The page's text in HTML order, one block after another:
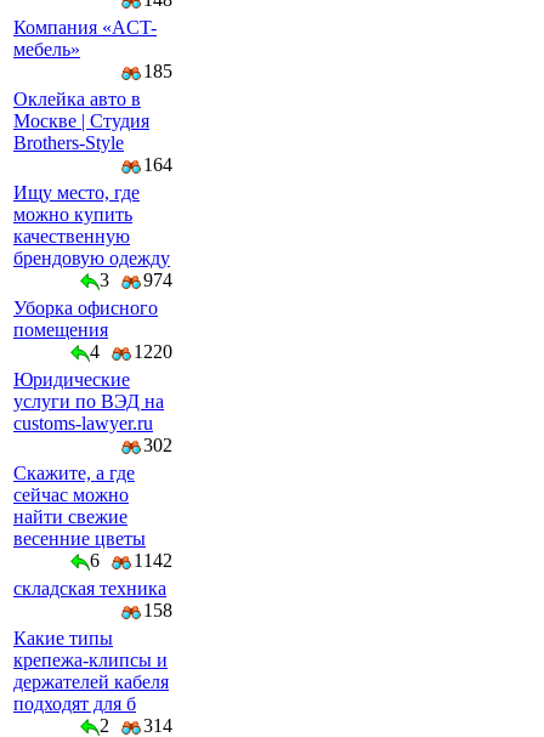
Компaния «AСT-
мeбeль»
185
Оклейка авто в
Москве | Студия
Brothers-Style
164
Ищу место, где
можно купить
качественную
брендовую одежду
3
974
Уборка офисного
помещения
4
1220
Юридические
услуги по ВЭД на
customs-lawyer.ru
302
Скажите, а где
сейчас можно
найти свежие
весенние цветы
6
1142
складская техника
158
Какие типы
крепежа-клипсы и
держателей кабеля
подходят для б
2
314